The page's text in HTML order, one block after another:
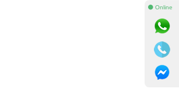
⚫ Online